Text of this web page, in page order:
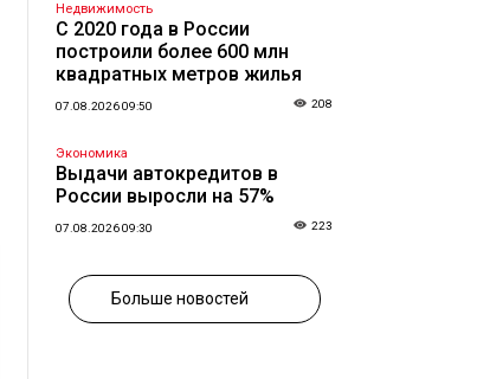
Недвижимость
С 2020 года в России
построили более 600 млн
квадратных метров жилья
07.08.2026 09:50 208
Экономика
Выдачи автокредитов в
России выросли на 57%
07.08.2026 09:30 223
Больше новостей